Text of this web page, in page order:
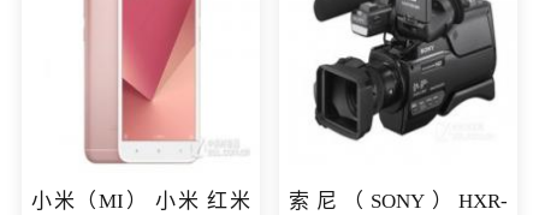
小米（MI） 小米 红米
索尼（SONY）HXR-